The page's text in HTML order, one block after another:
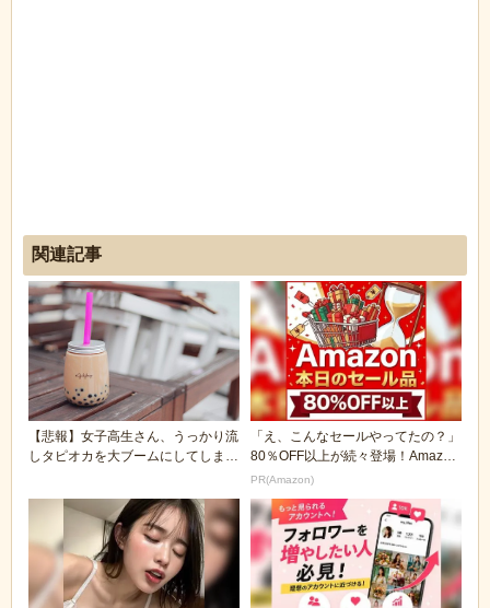
関連記事
【悲報】女子高生さん、うっかり流
しタピオカを大ブームにしてしまう
「え、こんなセールやってたの？」
80％OFF以上が続々登場！Amazon
の本気が...
PR(Amazon)